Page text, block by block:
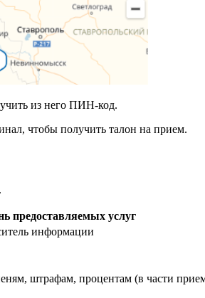
из него ПИН-код.
чтобы получить талон на прием.
предоставляемых услуг
информации
штрафам, процентам (в части